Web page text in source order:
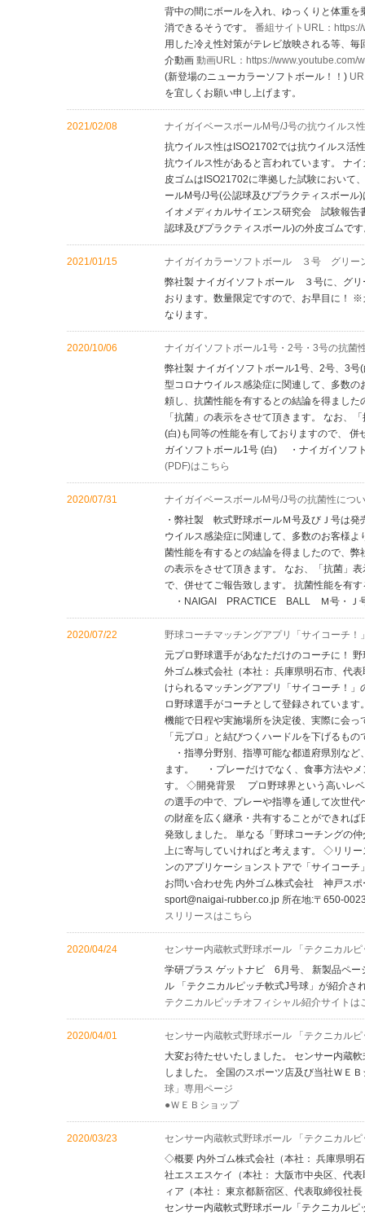
背中の間にボールを入れ、ゆっくりと体重
消できるそうです。 番組サイトURL：
用した冷え性対策がテレビ放映される等、
介動画 動画URL：https://www.youtube.com/
(新登場のニューカラーソフトボール！！)
を宜しくお願い申し上げます。
2021/02/08
ナイガイベースボールM号/J号の抗ウイルス
抗ウイルス性はISO21702では抗ウイルス活
抗ウイルス性があると言われています。 ナ
皮ゴムはISO21702に準拠した試験におい
ールM号/J号(公認球及びプラクティスボー
イオメディカルサイエンス研究会 試験報
認球及びプラクティスボール)の外皮ゴムで
2021/01/15
ナイガイカラーソフトボール ３号 グリー
弊社製 ナイガイソフトボール ３号に、グリ
おります。数量限定ですので、お早目に！
なります。
2020/10/06
ナイガイソフトボール1号・2号・3号の抗菌
弊社製 ナイガイソフトボール1号、2号、3
型コロナウイルス感染症に関連して、多数
頼し、抗菌性能を有するとの結論を得まし
「抗菌」の表示をさせて頂きます。 なお、
(白)も同等の性能を有しておりますので、
ガイソフトボール1号 (白) ・ナイガイソフ
(PDF)はこちら
2020/07/31
ナイガイベースボールM号/J号の抗菌性につ
・弊社製 軟式野球ボールＭ号及びＪ号は発
ウイルス感染症に関連して、多数のお客様
菌性能を有するとの結論を得ましたので、
の表示をさせて頂きます。 なお、「抗菌」
で、併せてご報告致します。 抗菌性能を
・NAIGAI PRACTICE BALL Ｍ号・Ｊ
2020/07/22
野球コーチマッチングアプリ「サイコーチ！
元プロ野球選手があなただけのコーチに！
外ゴム株式会社（本社： 兵庫県明石市、代
けられるマッチングアプリ「サイコーチ！
ロ野球選手がコーチとして登録されていま
機能で日程や実施場所を決定後、実際に会
「元プロ」と結びつくハードルを下げるも
・指導分野別、指導可能な都道府県別など
ます。 ・プレーだけでなく、食事方法やメ
す。 ◇開発背景 プロ野球界という高いレベ
の選手の中で、プレーや指導を通して次世
の財産を広く継承・共有することができれ
発致しました。 単なる「野球コーチングの
上に寄与していければと考えます。 ◇リリ
ンのアプリケーションストアで「サイコー
お問い合わせ先 内外ゴム株式会社 神戸ス
sport@naigai-rubber.co.jp 所在地:〒650-
スリリースはこちら
2020/04/24
センサー内蔵軟式野球ボール 「テクニカル
学研プラス ゲットナビ 6月号、 新製品ペー
ル 「テクニカルピッチ軟式J号球」が紹介さ
テクニカルピッチオフィシャル紹介サイトは
2020/04/01
センサー内蔵軟式野球ボール 「テクニカル
大変お待たせいたしました。 センサー内蔵
しました。 全国のスポーツ店及び当社ＷＥ
球」専用ページ
●ＷＥＢショップ
2020/03/23
センサー内蔵軟式野球ボール 「テクニカル
◇概要 内外ゴム株式会社（本社： 兵庫県明
社エスエスケイ（本社： 大阪市中央区、代
ィア（本社： 東京都新宿区、代表取締役社
センサー内蔵軟式野球ボール「テクニカル